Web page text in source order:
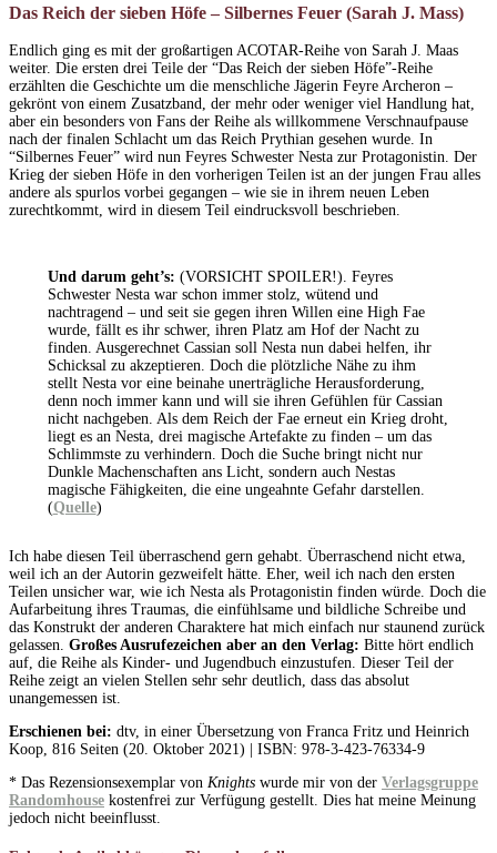
Das Reich der sieben Höfe – Silbernes Feuer (Sarah J. Mass)
Endlich ging es mit der großartigen ACOTAR-Reihe von Sarah J. Maas
weiter. Die ersten drei Teile der “Das Reich der sieben Höfe”-Reihe
erzählten die Geschichte um die menschliche Jägerin Feyre Archeron –
gekrönt von einem Zusatzband, der mehr oder weniger viel Handlung hat,
aber ein besonders von Fans der Reihe als willkommene Verschnaufpause
nach der finalen Schlacht um das Reich Prythian gesehen wurde. In
“Silbernes Feuer” wird nun Feyres Schwester Nesta zur Protagonistin. Der
Krieg der sieben Höfe in den vorherigen Teilen ist an der jungen Frau alles
andere als spurlos vorbei gegangen – wie sie in ihrem neuen Leben
zurechtkommt, wird in diesem Teil eindrucksvoll beschrieben.
Und darum geht’s: (VORSICHT SPOILER!). Feyres
Schwester Nesta war schon immer stolz, wütend und
nachtragend – und seit sie gegen ihren Willen eine High Fae
wurde, fällt es ihr schwer, ihren Platz am Hof der Nacht zu
finden. Ausgerechnet Cassian soll Nesta nun dabei helfen, ihr
Schicksal zu akzeptieren. Doch die plötzliche Nähe zu ihm
stellt Nesta vor eine beinahe unerträgliche Herausforderung,
denn noch immer kann und will sie ihren Gefühlen für Cassian
nicht nachgeben. Als dem Reich der Fae erneut ein Krieg droht,
liegt es an Nesta, drei magische Artefakte zu finden – um das
Schlimmste zu verhindern. Doch die Suche bringt nicht nur
Dunkle Machenschaften ans Licht, sondern auch Nestas
magische Fähigkeiten, die eine ungeahnte Gefahr darstellen.
(Quelle)
Ich habe diesen Teil überraschend gern gehabt. Überraschend nicht etwa,
weil ich an der Autorin gezweifelt hätte. Eher, weil ich nach den ersten
Teilen unsicher war, wie ich Nesta als Protagonistin finden würde. Doch die
Aufarbeitung ihres Traumas, die einfühlsame und bildliche Schreibe und
das Konstrukt der anderen Charaktere hat mich einfach nur staunend zurück
gelassen. Großes Ausrufezeichen aber an den Verlag: Bitte hört endlich
auf, die Reihe als Kinder- und Jugendbuch einzustufen. Dieser Teil der
Reihe zeigt an vielen Stellen sehr sehr deutlich, dass das absolut
unangemessen ist.
Erschienen bei: dtv, in einer Übersetzung von Franca Fritz und Heinrich
Koop, 816 Seiten (20. Oktober 2021) | ISBN: 978-3-423-76334-9
* Das Rezensionsexemplar von Knights wurde mir von der Verlagsgruppe
Randomhouse kostenfrei zur Verfügung gestellt. Dies hat meine Meinung
jedoch nicht beeinflusst.